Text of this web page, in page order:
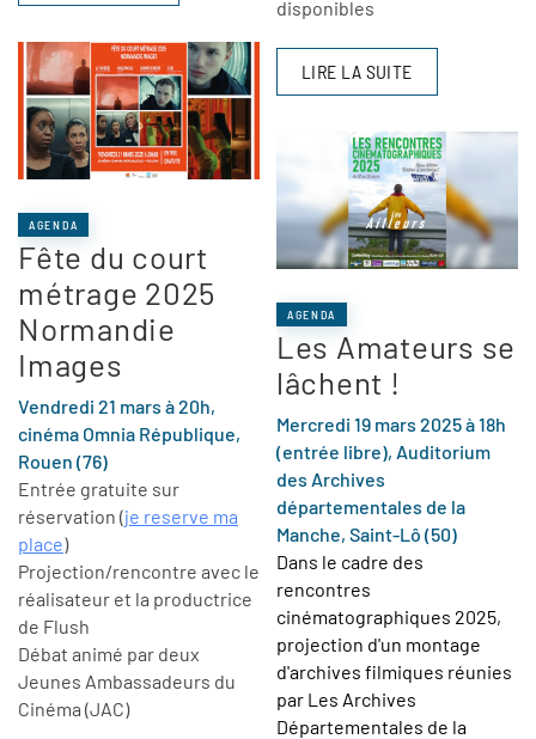
AGENDA
Fête du court
métrage 2025
Normandie
Images
Vendredi 21 mars à 20h,
cinéma Omnia République,
Rouen (76)
Entrée gratuite sur
réservation (je reserve ma
place)
Projection/rencontre avec le
réalisateur et la productrice
de Flush
Débat animé par deux
Jeunes Ambassadeurs du
Cinéma (JAC)
disponibles
LIRE LA SUITE
AGENDA
Les Amateurs se
lâchent !
Mercredi 19 mars 2025 à 18h
(entrée libre), Auditorium
des Archives
départementales de la
Manche, Saint-Lô (50)
Dans le cadre des
rencontres
cinématographiques 2025,
projection d'un montage
d'archives filmiques réunies
par Les Archives
Départementales de la